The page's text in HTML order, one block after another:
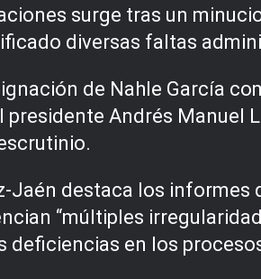
surge tras un
diversas faltas
de Nahle García
presidente Andrés Manuel
Jaén destaca los informes
“múltiples
deficiencias en los